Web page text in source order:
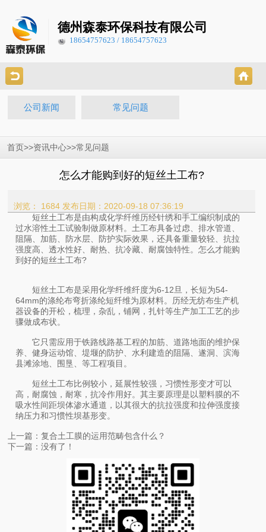
德州森泰环保科技有限公司
18654757623 / 18654757623
公司新闻 常见问题
首页 >>资讯中心>>常见问题
怎么才能购到好的短丝土工布?
浏览： 1684 发布日期：2020-09-18 07:36:19
短丝土工布是由构成化学纤维历经针绣和手工编织制成的
过水溶性土工试验制做原材料。土工布具备过虑、排水管道、
阻隔、加筋、防水层、防护实际效果，还具备重量较轻、抗拉
强度高、透水性好、耐热、抗冷藏、耐腐蚀特性。怎么才能购
到好的短丝土工布?
短丝土工布是采用化学纤维纤度为6-12旦，长短为54-
64mm的涤纶布弯折涤纶短纤维为原材料。历经无纺布生产机
器设备的开松，梳理，杂乱，铺网，扎针等生产加工工艺的步
骤做成布状。
它只需应用于铁路线路基工程的加筋、道路地面的维护保
养、健身运动馆、堤堰的防护、水利建造的阻隔、遂洞、滨海
县滩涂地、围垦、等工程项目。
短丝土工布比例较小，延展性较强，习惯性形变才可以
高，耐腐蚀，耐寒，抗冷作用好。其主要原理是以塑料膜的不
吸水性间距坝体渗水通道，以其很大的抗拉强度和拉伸强度接
纳压力和习惯性坝基形变。
上一篇：复合土工膜的运用范畴包含什么？
下一篇：没有了！